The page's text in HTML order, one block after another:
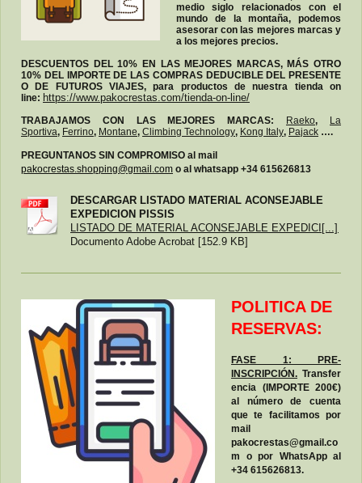
medio siglo relacionados con el
mundo de la montaña, podemos
asesorar con las mejores marcas y
a los mejores precios.
DESCUENTOS DEL 10% EN LAS MEJORES MARCAS, MÁS OTRO
10% DEL IMPORTE DE LAS COMPRAS DEDUCIBLE DEL PRESENTE
O DE FUTUROS VIAJES, para productos de nuestra tienda on
line: https://www.pakocrestas.com/tienda-on-line/
TRABAJAMOS CON LAS MEJORES MARCAS: Raeko, La
Sportiva, Ferrino, Montane, Climbing Technology, Kong Italy, Pajack ….
PREGUNTANOS SIN COMPROMISO al mail
pakocrestas.shopping@gmail.com o al whatsapp +34 615626813
DESCARGAR LISTADO MATERIAL ACONSEJABLE
EXPEDICION PISSIS
LISTADO DE MATERIAL ACONSEJABLE EXPEDICI[...]
Documento Adobe Acrobat [152.9 KB]
POLITICA DE
RESERVAS:
FASE 1: PRE-
INSCRIPCIÓN. Transfer
encia (IMPORTE 200€)
al número de cuenta
que te facilitamos por
mail
pakocrestas@gmail.co
m o por WhatsApp al
+34 615626813.